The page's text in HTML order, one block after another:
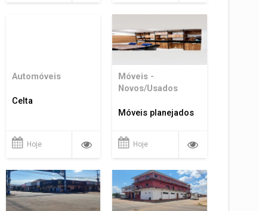
Automóveis
Celta
Hoje
Móveis -
Novos/Usados
Móveis planejados
Hoje